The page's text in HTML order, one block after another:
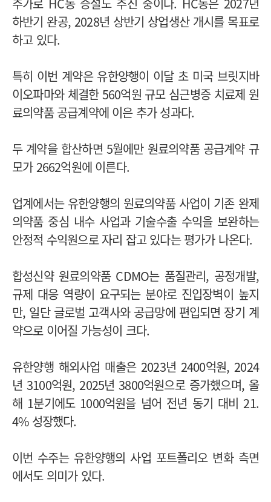
하반기 완공, 2028년 상반기 상업생산 개시를 목표로
하고 있다.
특히 이번 계약은 유한양행이 이달 초 미국 브릿지바
이오파마와 체결한 560억원 규모 심근병증 치료제 원
료의약품 공급계약에 이은 추가 성과다.
두 계약을 합산하면 5월에만 원료의약품 공급계약 규
모가 2662억원에 이른다.
업계에서는 유한양행의 원료의약품 사업이 기존 완제
의약품 중심 내수 사업과 기술수출 수익을 보완하는
안정적 수익원으로 자리 잡고 있다는 평가가 나온다.
합성신약 원료의약품 CDMO는 품질관리, 공정개발,
규제 대응 역량이 요구되는 분야로 진입장벽이 높지
만, 일단 글로벌 고객사와 공급망에 편입되면 장기 계
약으로 이어질 가능성이 크다.
유한양행 해외사업 매출은 2023년 2400억원, 2024
년 3100억원, 2025년 3800억원으로 증가했으며, 올
해 1분기에도 1000억원을 넘어 전년 동기 대비 21.
4% 성장했다.
이번 수주는 유한양행의 사업 포트폴리오 변화 측면
에서도 의미가 있다.